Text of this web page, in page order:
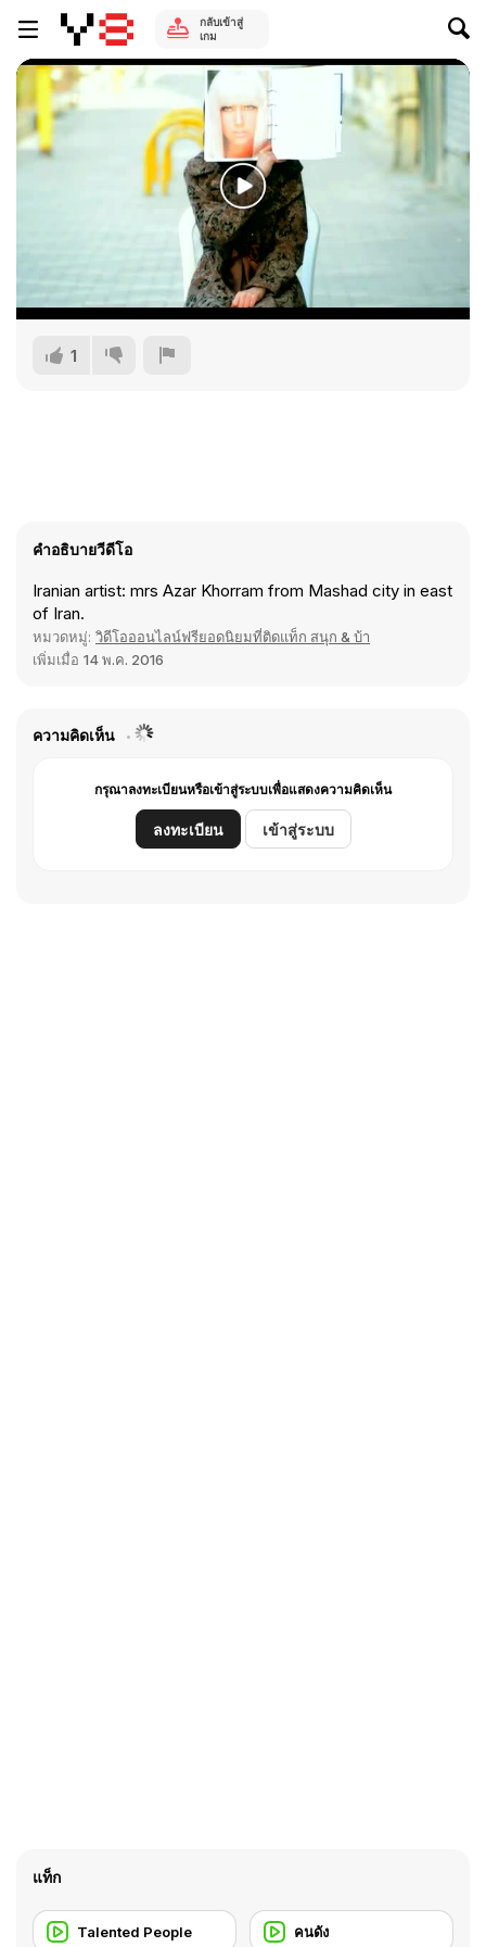
กลับเข้าสู่
เกม
1
คำอธิบายวีดีโอ
Iranian artist: mrs Azar Khorram from Mashad city in east
of Iran.
หมวดหมู่: วิดีโอออนไลน์ฟรียอดนิยมที่ติดแท็ก สนุก & บ้า
เพิ่มเมื่อ 14 พ.ค. 2016
ความคิดเห็น
กรุณาลงทะเบียนหรือเข้าสู่ระบบเพื่อแสดงความคิดเห็น
ลงทะเบียน เข้าสู่ระบบ
แท็ก
Talented People คนดัง